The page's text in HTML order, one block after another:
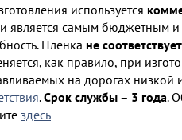
используется
является самым бюджетным
Пленка не соответствует
как правило, при
на дорогах низкой
.Срок службы – 3 года.
здесь